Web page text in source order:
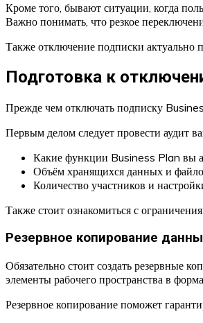
Кроме того, бывают ситуации, когда
Важно понимать, что резкое
Также отключение подписки актуально
Подготовка к
Прежде чем отключать подписку
Первым делом следует провести аудит
Какие функции Business Plan вы
Объём хранящихся данных и
Количество участников и
Также стоит ознакомиться с
Резервное копирование
Обязательно стоит создать резервные
элементы рабочего пространства в
Резервное копирование поможет